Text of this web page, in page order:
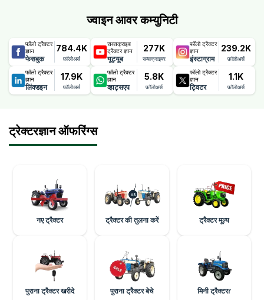
ज्वाइन आवर कम्युनिटी
फॉलो ट्रैक्टर
ज्ञान
फेसबुक
784.4K
फ़ॉलोअर्स
सब्सक्राइब
ट्रैक्टर ज्ञान
यूट्यूब
277K
सब्सक्राइबर
फॉलो ट्रैक्टर
ज्ञान
इंस्टाग्राम
239.2K
फ़ॉलोअर्स
फॉलो ट्रैक्टर
ज्ञान
लिंक्डइन
17.9K
फ़ॉलोअर्स
फॉलो ट्रैक्टर
ज्ञान
व्हाट्सएप
5.8K
फ़ॉलोअर्स
फॉलो ट्रैक्टर
ज्ञान
ट्विटर
1.1K
फ़ॉलोअर्स
ट्रेक्टरज्ञान ऑफरिंग्स
नए ट्रैक्टर ट्रैक्टर की तुलना करें ट्रैक्टर मूल्य
पुराना ट्रैक्टर खरीदे पुराना ट्रैक्टर बेचे मिनी ट्रैक्टरr